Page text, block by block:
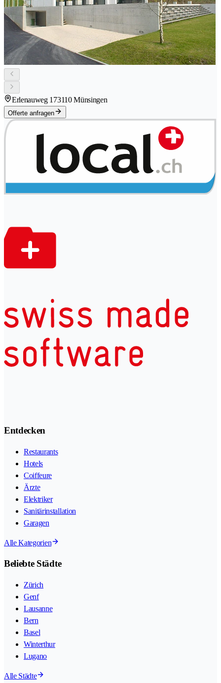
Erlenauweg 173110 Münsingen
Offerte anfragen
Entdecken
Restaurants
Hotels
Coiffeure
Ärzte
Elektriker
Sanitärinstallation
Garagen
Alle Kategorien
Beliebte Städte
Zürich
Genf
Lausanne
Bern
Basel
Winterthur
Lugano
Alle Städte